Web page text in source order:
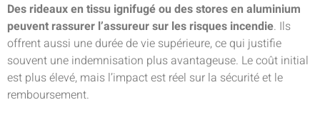
Des rideaux en tissu ignifugé ou des stores en aluminium
peuvent rassurer l’assureur sur les risques incendie. Ils
offrent aussi une durée de vie supérieure, ce qui justifie
souvent une indemnisation plus avantageuse. Le coût initial
est plus élevé, mais l’impact est réel sur la sécurité et le
remboursement.